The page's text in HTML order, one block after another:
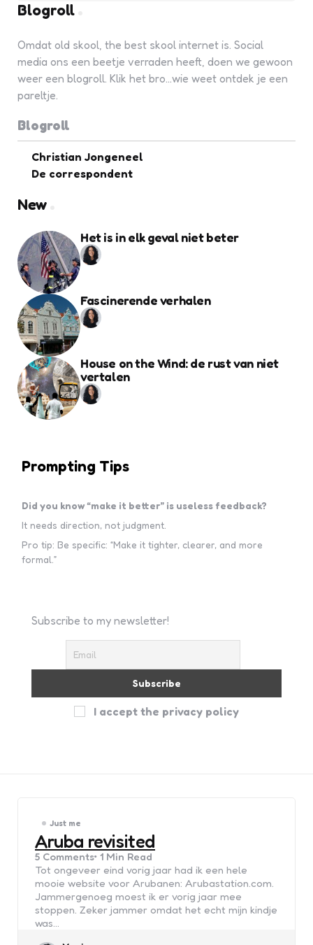
Blogroll
Omdat old skool, the best skool internet is. Social
media ons een beetje verraden heeft, doen we gewoon
weer een blogroll. Klik het bro...wie weet ontdek je een
pareltje.
Blogroll
Christian Jongeneel
De correspondent
New
Het is in elk geval niet beter
Fascinerende verhalen
House on the Wind: de rust van niet
vertalen
Prompting Tips
Did you know “make it better” is useless feedback?
It needs direction, not judgment.
Pro tip: Be specific: “Make it tighter, clearer, and more
formal.”
Subscribe to my newsletter!
I accept the privacy policy
Just me
Aruba revisited
5 Comments 1 Min Read
Tot ongeveer eind vorig jaar had ik een hele
mooie website voor Arubanen: Arubastation.com.
Jammergenoeg moest ik er vorig jaar mee
stoppen. Zeker jammer omdat het echt mijn kindje
was…